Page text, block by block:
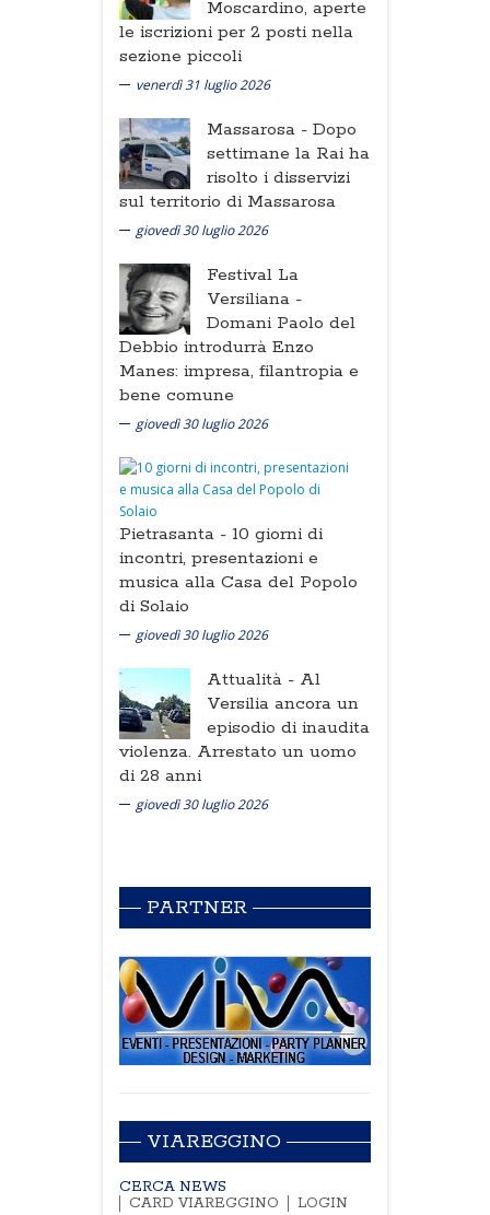
Moscardino, aperte
le iscrizioni per 2 posti nella
sezione piccoli
venerdì 31 luglio 2026
Massarosa - Dopo
settimane la Rai ha
risolto i disservizi
sul territorio di Massarosa
giovedì 30 luglio 2026
Festival La
Versiliana -
Domani Paolo del
Debbio introdurrà Enzo
Manes: impresa, filantropia e
bene comune
giovedì 30 luglio 2026
Pietrasanta - 10 giorni di
incontri, presentazioni e
musica alla Casa del Popolo
di Solaio
giovedì 30 luglio 2026
Attualità - Al
Versilia ancora un
episodio di inaudita
violenza. Arrestato un uomo
di 28 anni
giovedì 30 luglio 2026
PARTNER
VIAREGGINO
CERCA NEWS
CARD VIAREGGINO
LOGIN